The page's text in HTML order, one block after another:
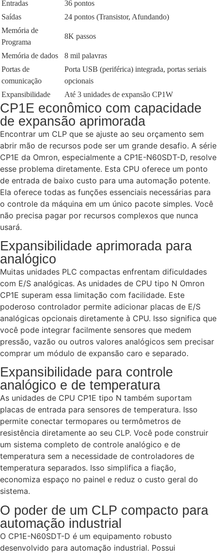
Entradas
36 pontos
Saídas
24 pontos (Transistor, Afundando)
Memória de
Programa
8K passos
Memória de dados
8 mil palavras
Portas de
comunicação
Porta USB (periférica) integrada, portas seriais
opcionais
Expansibilidade
Até 3 unidades de expansão CP1W
CP1E econômico com capacidade
de expansão aprimorada
Encontrar um CLP que se ajuste ao seu orçamento sem
abrir mão de recursos pode ser um grande desafio. A série
CP1E da Omron, especialmente a CP1E-N60SDT-D, resolve
esse problema diretamente. Esta CPU oferece um ponto
de entrada de baixo custo para uma automação potente.
Ela oferece todas as funções essenciais necessárias para
o controle da máquina em um único pacote simples. Você
não precisa pagar por recursos complexos que nunca
usará.
Expansibilidade aprimorada para
analógico
Muitas unidades PLC compactas enfrentam dificuldades
com E/S analógicas. As unidades de CPU tipo N Omron
CP1E superam essa limitação com facilidade. Este
poderoso controlador permite adicionar placas de E/S
analógicas opcionais diretamente à CPU. Isso significa que
você pode integrar facilmente sensores que medem
pressão, vazão ou outros valores analógicos sem precisar
comprar um módulo de expansão caro e separado.
Expansibilidade para controle
analógico e de temperatura
As unidades de CPU CP1E tipo N também suportam
placas de entrada para sensores de temperatura. Isso
permite conectar termopares ou termômetros de
resistência diretamente ao seu CLP. Você pode construir
um sistema completo de controle analógico e de
temperatura sem a necessidade de controladores de
temperatura separados. Isso simplifica a fiação,
economiza espaço no painel e reduz o custo geral do
sistema.
O poder de um CLP compacto para
automação industrial
O CP1E-N60SDT-D é um equipamento robusto
desenvolvido para automação industrial. Possui